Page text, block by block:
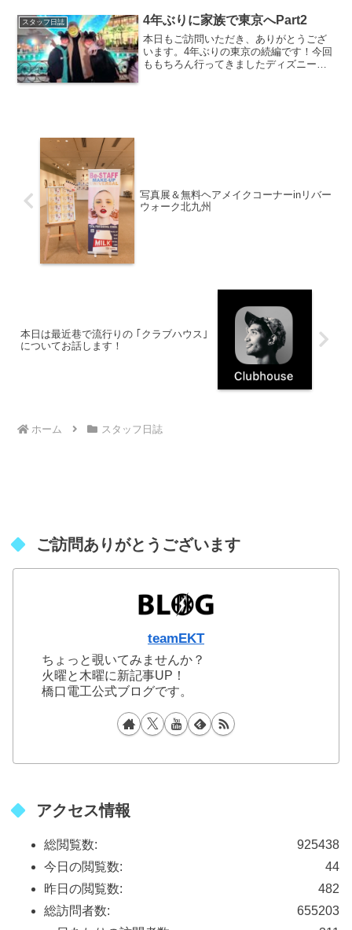
ゃないでしょうか？スポット特集第３弾
は今回は大分県の河川プー...
スタッフ日誌 4年ぶりに家族で東京へPart2
本日もご訪問いただき、ありがとうござ
います。4年ぶりの東京の続編です！今回
ももちろん行ってきましたディズニーリ
写真展＆無料ヘアメイクコーナーinリバー
ウォーク北九州
本日は最近巷で流行りの ｢クラブハウス｣
についてお話します！
ホーム スタッフ日誌
ご訪問ありがとうございます
teamEKT
ちょっと覗いてみませんか？
火曜と木曜に新記事UP！
橋口電工公式ブログです。
アクセス情報
925438
総閲覧数:
44
今日の閲覧数:
482
昨日の閲覧数:
655203
総訪問者数: